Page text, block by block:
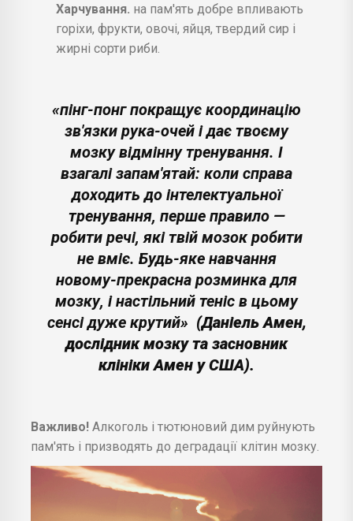
Харчування. на пам'ять добре впливають
горіхи, фрукти, овочі, яйця, твердий сир і
жирні сорти риби.
«пінг-понг покращує координацію
зв'язки рука-очей і дає твоєму
мозку відмінну тренування. І
взагалі запам'ятай: коли справа
доходить до інтелектуальної
тренування, перше правило —
робити речі, які твій мозок робити
не вміє. Будь-яке навчання
новому-прекрасна розминка для
мозку, і настільний теніс в цьому
сенсі дуже крутий» (Даніель Амен,
дослідник мозку та засновник
клініки Амен у США).
Важливо! Алкоголь і тютюновий дим руйнують
пам'ять і призводять до деградації клітин мозку.